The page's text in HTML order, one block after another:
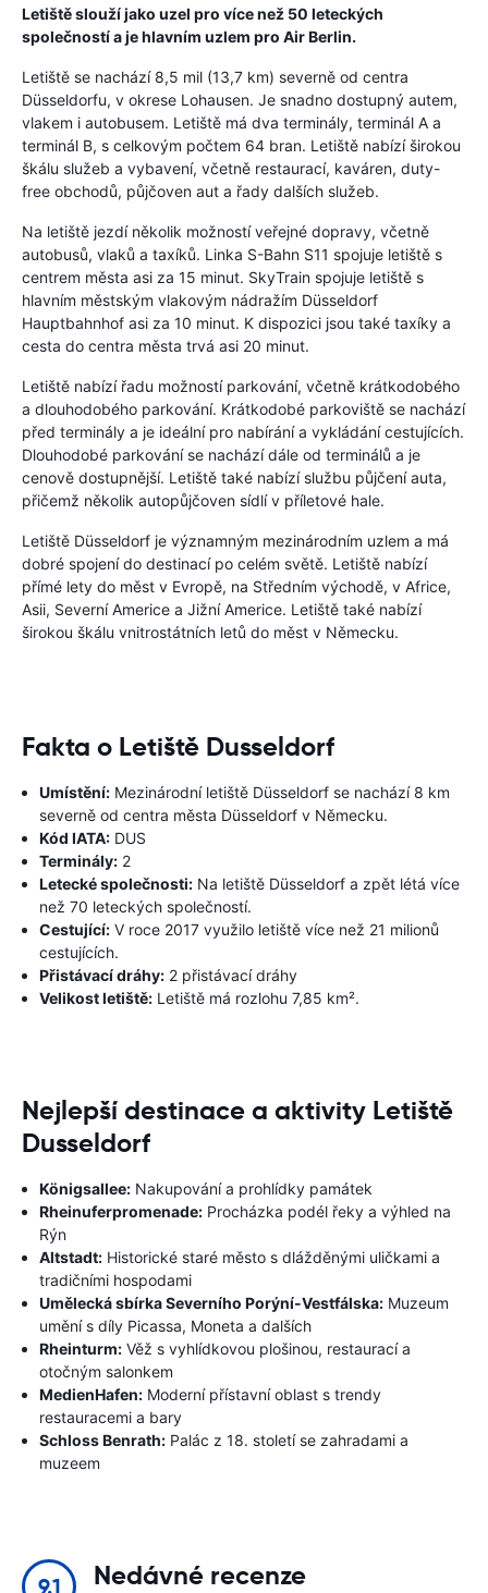
Letiště slouží jako uzel pro více než 50 leteckých
společností a je hlavním uzlem pro Air Berlin.
Letiště se nachází 8,5 mil (13,7 km) severně od centra
Düsseldorfu, v okrese Lohausen. Je snadno dostupný autem,
vlakem i autobusem. Letiště má dva terminály, terminál A a
terminál B, s celkovým počtem 64 bran. Letiště nabízí širokou
škálu služeb a vybavení, včetně restaurací, kaváren, duty-
free obchodů, půjčoven aut a řady dalších služeb.
Na letiště jezdí několik možností veřejné dopravy, včetně
autobusů, vlaků a taxíků. Linka S-Bahn S11 spojuje letiště s
centrem města asi za 15 minut. SkyTrain spojuje letiště s
hlavním městským vlakovým nádražím Düsseldorf
Hauptbahnhof asi za 10 minut. K dispozici jsou také taxíky a
cesta do centra města trvá asi 20 minut.
Letiště nabízí řadu možností parkování, včetně krátkodobého
a dlouhodobého parkování. Krátkodobé parkoviště se nachází
před terminály a je ideální pro nabírání a vykládání cestujících.
Dlouhodobé parkování se nachází dále od terminálů a je
cenově dostupnější. Letiště také nabízí službu půjčení auta,
přičemž několik autopůjčoven sídlí v příletové hale.
Letiště Düsseldorf je významným mezinárodním uzlem a má
dobré spojení do destinací po celém světě. Letiště nabízí
přímé lety do měst v Evropě, na Středním východě, v Africe,
Asii, Severní Americe a Jižní Americe. Letiště také nabízí
širokou škálu vnitrostátních letů do měst v Německu.
Fakta o Letiště Dusseldorf
Umístění: Mezinárodní letiště Düsseldorf se nachází 8 km
severně od centra města Düsseldorf v Německu.
Kód IATA: DUS
Terminály: 2
Letecké společnosti: Na letiště Düsseldorf a zpět létá více
než 70 leteckých společností.
Cestující: V roce 2017 využilo letiště více než 21 milionů
cestujících.
Přistávací dráhy: 2 přistávací dráhy
Velikost letiště: Letiště má rozlohu 7,85 km².
Nejlepší destinace a aktivity Letiště
Dusseldorf
Königsallee: Nakupování a prohlídky památek
Rheinuferpromenade: Procházka podél řeky a výhled na
Rýn
Altstadt: Historické staré město s dlážděnými uličkami a
tradičními hospodami
Umělecká sbírka Severního Porýní-Vestfálska: Muzeum
umění s díly Picassa, Moneta a dalších
Rheinturm: Věž s vyhlídkovou plošinou, restaurací a
otočným salonkem
MedienHafen: Moderní přístavní oblast s trendy
restauracemi a bary
Schloss Benrath: Palác z 18. století se zahradami a
muzeem
9.1 Nedávné recenze